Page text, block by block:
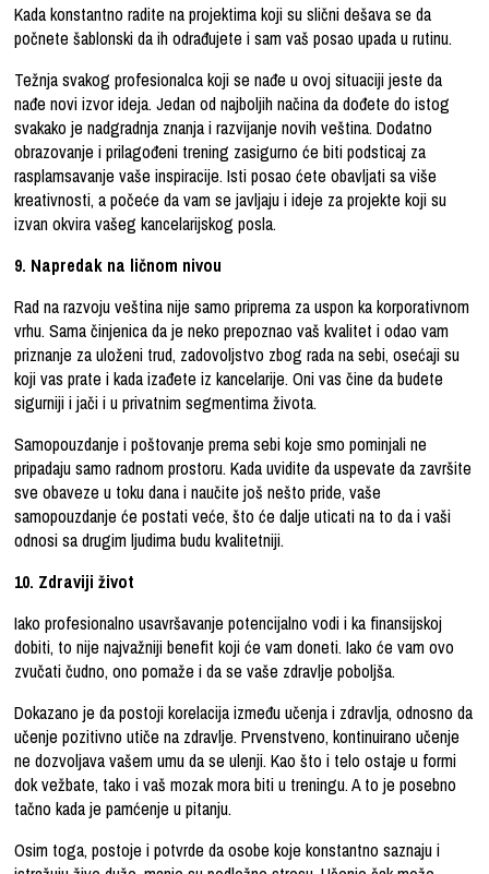
Kada konstantno radite na projektima koji su slični dešava se da
počnete šablonski da ih odrađujete i sam vaš posao upada u rutinu.
Težnja svakog profesionalca koji se nađe u ovoj situaciji jeste da
nađe novi izvor ideja. Jedan od najboljih načina da dođete do istog
svakako je nadgradnja znanja i razvijanje novih veština. Dodatno
obrazovanje i prilagođeni trening zasigurno će biti podsticaj za
rasplamsavanje vaše inspiracije. Isti posao ćete obavljati sa više
kreativnosti, a počeće da vam se javljaju i ideje za projekte koji su
izvan okvira vašeg kancelarijskog posla.
9. Napredak na ličnom nivou
Rad na razvoju veština nije samo priprema za uspon ka korporativnom
vrhu. Sama činjenica da je neko prepoznao vaš kvalitet i odao vam
priznanje za uloženi trud, zadovoljstvo zbog rada na sebi, osećaji su
koji vas prate i kada izađete iz kancelarije. Oni vas čine da budete
sigurniji i jači i u privatnim segmentima života.
Samopouzdanje i poštovanje prema sebi koje smo pominjali ne
pripadaju samo radnom prostoru. Kada uvidite da uspevate da završite
sve obaveze u toku dana i naučite još nešto pride, vaše
samopouzdanje će postati veće, što će dalje uticati na to da i vaši
odnosi sa drugim ljudima budu kvalitetniji.
10. Zdraviji život
Iako profesionalno usavršavanje potencijalno vodi i ka finansijskoj
dobiti, to nije najvažniji benefit koji će vam doneti. Iako će vam ovo
zvučati čudno, ono pomaže i da se vaše zdravlje poboljša.
Dokazano je da postoji korelacija između učenja i zdravlja, odnosno da
učenje pozitivno utiče na zdravlje. Prvenstveno, kontinuirano učenje
ne dozvoljava vašem umu da se ulenji. Kao što i telo ostaje u formi
dok vežbate, tako i vaš mozak mora biti u treningu. A to je posebno
tačno kada je pamćenje u pitanju.
Osim toga, postoje i potvrde da osobe koje konstantno saznaju i